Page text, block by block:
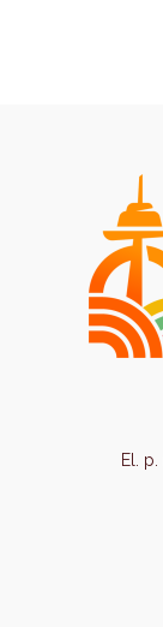
El. p.